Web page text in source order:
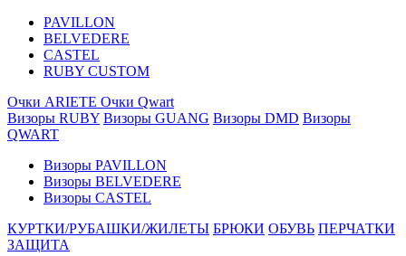
PAVILLON
BELVEDERE
CASTEL
RUBY CUSTOM
Очки ARIETE Очки Qwart
Визоры RUBY Визоры GUANG Визоры DMD Визоры
QWART
Визоры PAVILLON
Визоры BELVEDERE
Визоры CASTEL
КУРТКИ/РУБАШКИ/ЖИЛЕТЫ БРЮКИ ОБУВЬ ПЕРЧАТКИ
ЗАЩИТА